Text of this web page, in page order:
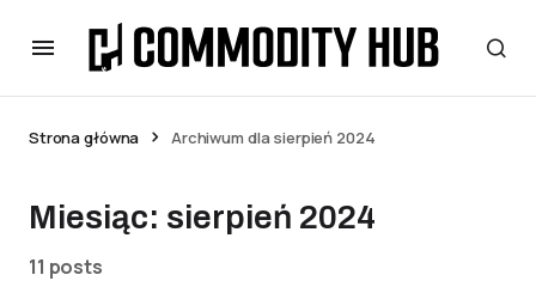
Strona główna Archiwum dla sierpień 2024
Miesiąc: sierpień 2024
11 posts